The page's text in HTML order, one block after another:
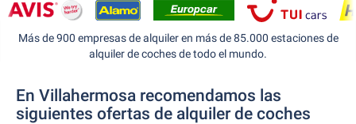
Más de 900 empresas de alquiler en más de 85.000 estaciones de
alquiler de coches de todo el mundo.
En Villahermosa recomendamos las
siguientes ofertas de alquiler de coches